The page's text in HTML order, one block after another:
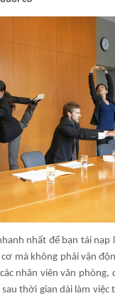
nhất để bạn tái nạp
mà không phải vận
nhân viên văn phòng,
thời gian dài làm